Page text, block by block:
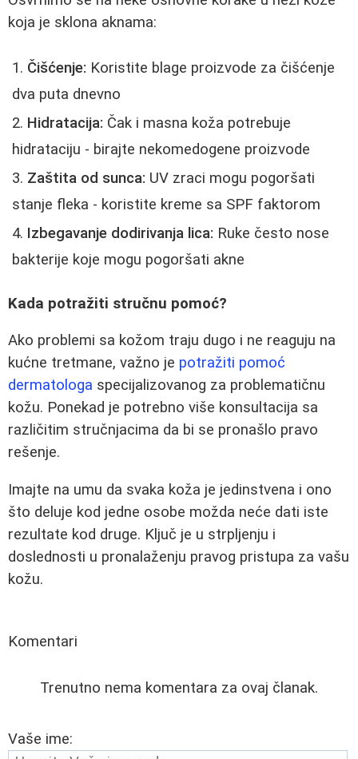
koja je sklona aknama:
Čišćenje: Koristite blage proizvode za čišćenje
dva puta dnevno
Hidratacija: Čak i masna koža potrebuje
hidrataciju - birajte nekomedogene proizvode
Zaštita od sunca: UV zraci mogu pogoršati
stanje fleka - koristite kreme sa SPF faktorom
Izbegavanje dodirivanja lica: Ruke često nose
bakterije koje mogu pogoršati akne
Kada potražiti stručnu pomoć?
Ako problemi sa kožom traju dugo i ne reaguju na
kućne tretmane, važno je potražiti pomoć
dermatologa specijalizovanog za problematičnu
kožu. Ponekad je potrebno više konsultacija sa
različitim stručnjacima da bi se pronašlo pravo
rešenje.
Imajte na umu da svaka koža je jedinstvena i ono
što deluje kod jedne osobe možda neće dati iste
rezultate kod druge. Ključ je u strpljenju i
doslednosti u pronalaženju pravog pristupa za vašu
kožu.
Komentari
Trenutno nema komentara za ovaj članak.
Vaše ime: